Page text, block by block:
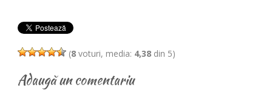
(8voturi, media: 4,38din 5)
Adaugă un comentariu